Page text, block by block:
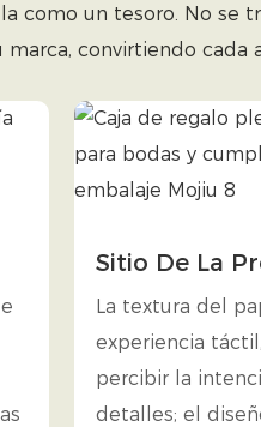
como un tesoro. No
convirtiendo cada
Sitio De La
La textura del
experiencia
percibir la
detalles; el